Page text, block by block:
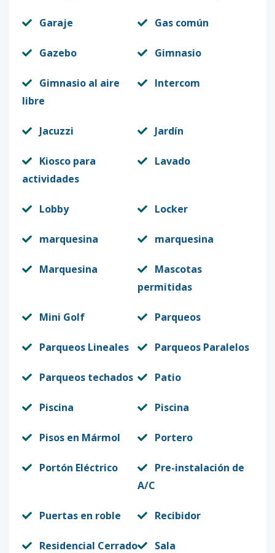
Garaje Gas común
Gazebo Gimnasio
Gimnasio al aire
libre
Intercom
Jacuzzi Jardín
Kiosco para
actividades
Lavado
Lobby Locker
marquesina marquesina
Marquesina
Mascotas
permitidas
Mini Golf Parqueos
Parqueos Lineales Parqueos Paralelos
Parqueos techados Patio
Piscina Piscina
Pisos en Mármol Portero
Portón Eléctrico
Pre-instalación de
A/C
Puertas en roble Recibidor
Residencial Cerrado Sala